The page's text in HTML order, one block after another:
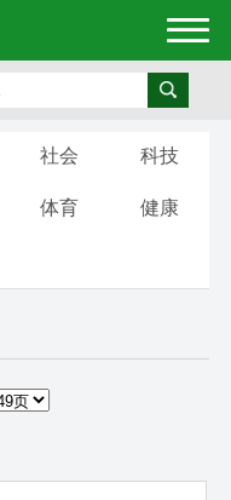
社会 科技
体育 健康